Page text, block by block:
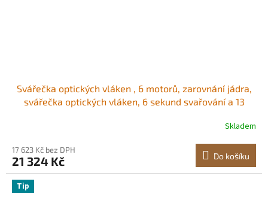
Svářečka optických vláken , 6 motorů, zarovnání jádra,
svářečka optických vláken, 6 sekund svařování a 13
obrazovkou, držák vláken 3 v 1, baterie 7800 mAh pro
Skladem
17 623 Kč bez DPH
21 324 Kč Do košíku
Tip